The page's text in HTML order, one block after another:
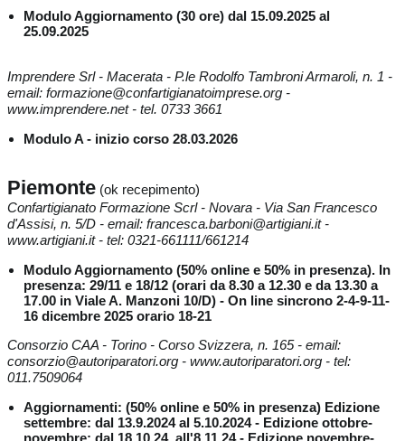
Modulo Aggiornamento (30 ore) dal 15.09.2025 al
25.09.2025
Imprendere Srl - Macerata - P.le Rodolfo Tambroni Armaroli, n. 1 -
email: formazione@confartigianatoimprese.org -
www.imprendere.net - tel. 0733 3661
Modulo A - inizio corso 28.03.2026
Piemonte (ok recepimento)
Confartigianato Formazione Scrl - Novara - Via San Francesco
d'Assisi, n. 5/D - email: francesca.barboni@artigiani.it -
www.artigiani.it - tel: 0321-661111/661214
Modulo Aggiornamento (50% online e 50% in presenza). In
presenza: 29/11 e 18/12 (orari da 8.30 a 12.30 e da 13.30 a
17.00 in Viale A. Manzoni 10/D) - On line sincrono 2-4-9-11-
16 dicembre 2025 orario 18-21
Consorzio CAA - Torino - Corso Svizzera, n. 165 - email:
consorzio@autoriparatori.org - www.autoriparatori.org - tel:
011.7509064
Aggiornamenti: (50% online e 50% in presenza) Edizione
settembre: dal 13.9.2024 al 5.10.2024 - Edizione ottobre-
novembre: dal 18.10.24. all'8.11.24 - Edizione novembre-